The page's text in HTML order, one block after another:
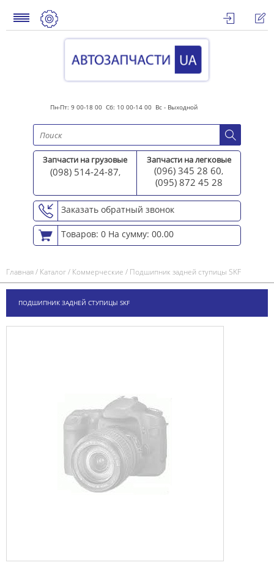
Пн-Пт: 9 00-18 00 Сб: 10 00-14 00 Вс - Выходной
Запчасти на грузовые
(098) 514-24-87,
Запчасти на легковые
(096) 345 28 60,
(095) 872 45 28
Заказать обратный звонок
Товаров: 0 На сумму: 00.00
Главная/ Каталог/ Коммерческие / Подшипник задней ступицы SKF
ПОДШИПНИК ЗАДНЕЙ СТУПИЦЫ SKF